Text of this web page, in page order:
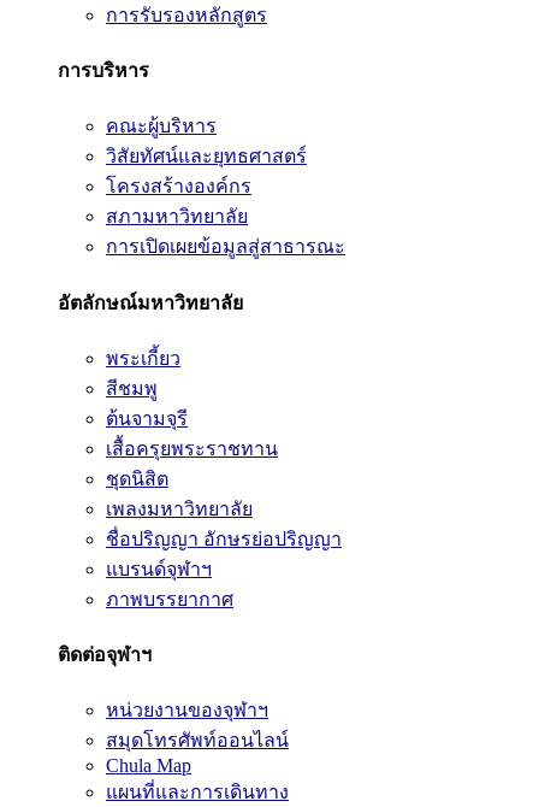
การรับรองหลักสูตร
การบริหาร
คณะผู้บริหาร
วิสัยทัศน์และยุทธศาสตร์
โครงสร้างองค์กร
สภามหาวิทยาลัย
การเปิดเผยข้อมูลสู่สาธารณะ
อัตลักษณ์มหาวิทยาลัย
พระเกี้ยว
สีชมพู
ต้นจามจุรี
เสื้อครุยพระราชทาน
ชุดนิสิต
เพลงมหาวิทยาลัย
ชื่อปริญญา อักษรย่อปริญญา
แบรนด์จุฬาฯ
ภาพบรรยากาศ
ติดต่อจุฬาฯ
หน่วยงานของจุฬาฯ
สมุดโทรศัพท์ออนไลน์
Chula Map
แผนที่และการเดินทาง